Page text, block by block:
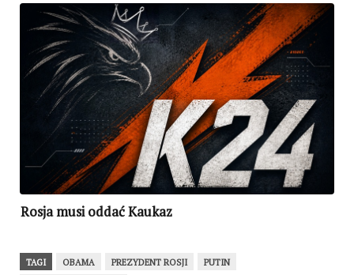
Rosja musi oddać Kaukaz
TAGI OBAMA PREZYDENT ROSJI
PUTIN